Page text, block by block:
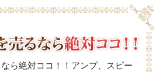
ら絶対ココ！！アンプ、スピー